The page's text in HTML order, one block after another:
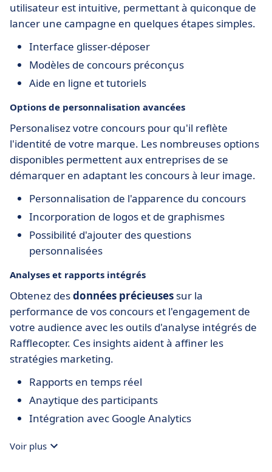
utilisateur est intuitive, permettant à quiconque de
lancer une campagne en quelques étapes simples.
Interface glisser-déposer
Modèles de concours préconçus
Aide en ligne et tutoriels
Options de personnalisation avancées
Personalisez votre concours pour qu'il reflète
l'identité de votre marque. Les nombreuses options
disponibles permettent aux entreprises de se
démarquer en adaptant les concours à leur image.
Personnalisation de l'apparence du concours
Incorporation de logos et de graphismes
Possibilité d'ajouter des questions
personnalisées
Analyses et rapports intégrés
Obtenez desdonnées précieuses sur la
performance de vos concours et l'engagement de
votre audience avec les outils d'analyse intégrés de
Rafflecopter. Ces insights aident à affiner les
stratégies marketing.
Rapports en temps réel
Anaytique des participants
Intégration avec Google Analytics
Voir plus